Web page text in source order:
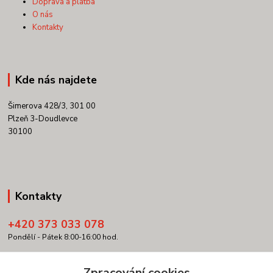
O nás
Kontakty
Kde nás najdete
Šimerova 428/3, 301 00
Plzeň 3-Doudlevce
30100
Kontakty
+420 373 033 078
Pondělí - Pátek 8:00-16:00 hod.